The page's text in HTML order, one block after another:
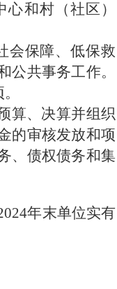
和村（社区）
会保障、低保救
共事务工作。
算、决算并组织
的审核发放和项
、债权债务和集
年末单位实有